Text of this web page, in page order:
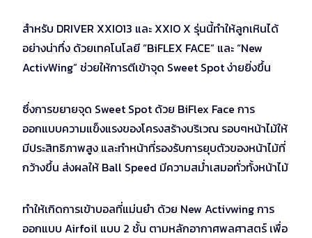
สำหรับ DRIVER XXIO13 และ XXIO X รุ่นนี้ทําให้ลูกเหินได้
อย่างน่าทึ่ง ด้วยเทคโนโลยี “BiFLEX FACE” และ “New
ActivWing” ช่วยให้การตีเข้าจุด Sweet Spot ง่ายยิ่งขึ้น
ซึ่งการขยายจุด Sweet Spot ด้วย BiFlex Face การ
ออกแบบความแข็งแรงของโครงสร้างบริเวณ รอบๆหน้าไม้ให้
มีประสิทธิภาพสูง และทำหน้าที่รองรับการยุบตัวของหน้าไม้ที่
กว้างขึ้น ส่งผลให้ Ball Speed มีความสม่ำเสมอทั่วทั้งหน้าไม้
ทำให้เกิดการเข้าบอลที่แม่นยำ ด้วย New Activwing การ
ออกแบบ Airfoil แบบ 2 ชั้น ตามหลักอากาศพลศาสตร์ เพื่อ